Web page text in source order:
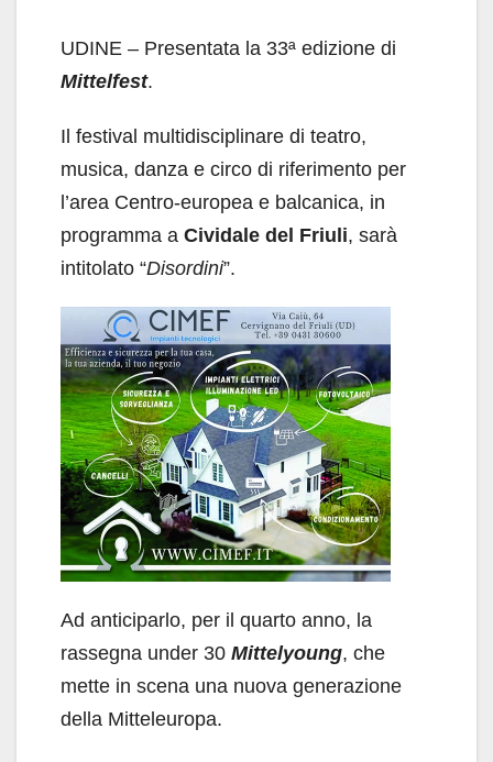
UDINE – Presentata la 33ª edizione di
Mittelfest.
Il festival multidisciplinare di teatro,
musica, danza e circo di riferimento per
l’area Centro-europea e balcanica, in
programma a Cividale del Friuli, sarà
intitolato “Disordini”.
Ad anticiparlo, per il quarto anno, la
rassegna under 30 Mittelyoung, che
mette in scena una nuova generazione
della Mitteleuropa.